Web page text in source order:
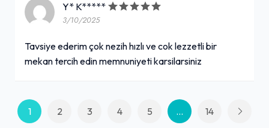
Y* K*****
3/10/2025
Tavsiye ederim çok nezih hızlı ve cok lezzetli bir
mekan tercih edin memnuniyeti karsilarsiniz
1 2 3 4 5 ... 14